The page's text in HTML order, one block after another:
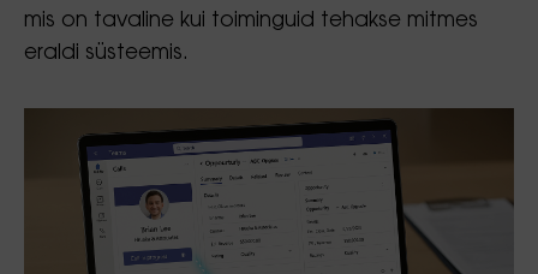
mis on tavaline kui toiminguid tehakse mitmes
eraldi süsteemis.